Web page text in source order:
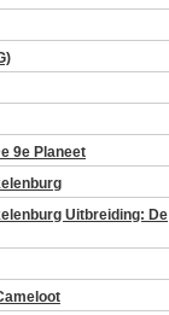
9e Planeet
Uitbreiding: De